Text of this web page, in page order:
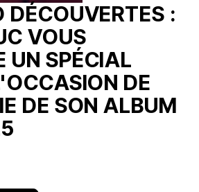
DÉCOUVERTES :
VOUS
UN SPÉCIAL
DE
DE SON ALBUM